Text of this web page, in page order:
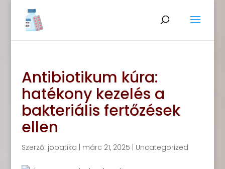
Antibiotikum kúra:
hatékony kezelés a
bakteriális fertőzések
ellen
Szerző: jopatika márc 21, 2025 Uncategorized